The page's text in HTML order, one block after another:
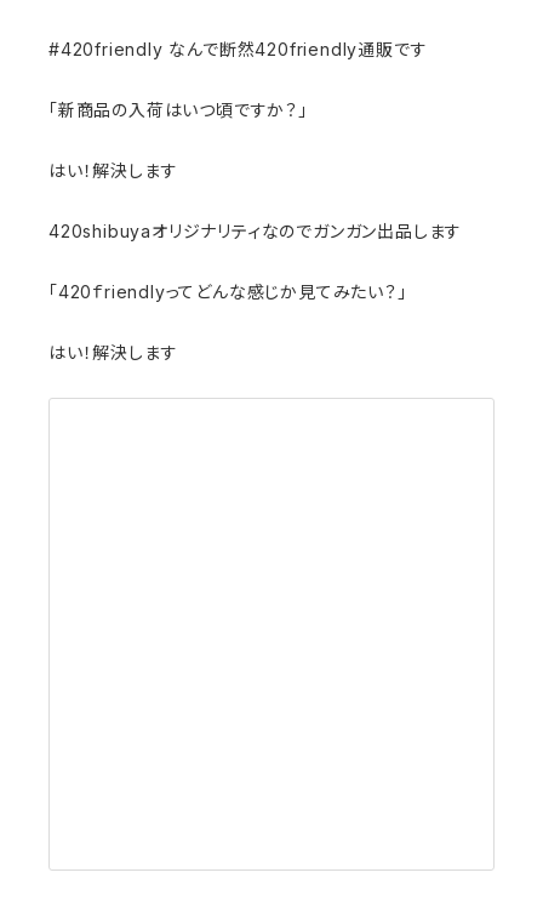
#420friendly なんで断然420friendly通販です
「新商品の入荷はいつ頃ですか？」
はい！解決します
420shibuyaオリジナリティなのでガンガン出品します
「420ｆriendlyってどんな感じか見てみたい？」
はい！解決します